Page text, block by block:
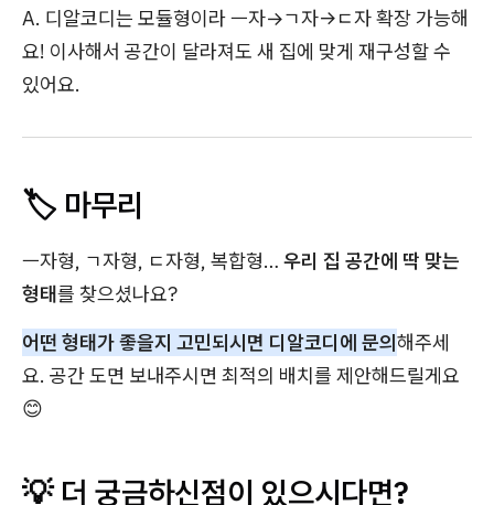
A. 디알코디는 모듈형이라 ㅡ자→ㄱ자→ㄷ자 확장 가능해
요! 이사해서 공간이 달라져도 새 집에 맞게 재구성할 수
있어요.
🏷️ 마무리
ㅡ자형, ㄱ자형, ㄷ자형, 복합형… 우리 집 공간에 딱 맞는
형태를 찾으셨나요?
어떤 형태가 좋을지 고민되시면 디알코디에 문의해주세
요. 공간 도면 보내주시면 최적의 배치를 제안해드릴게요
😊
💡 더 궁금하신점이 있으시다면?